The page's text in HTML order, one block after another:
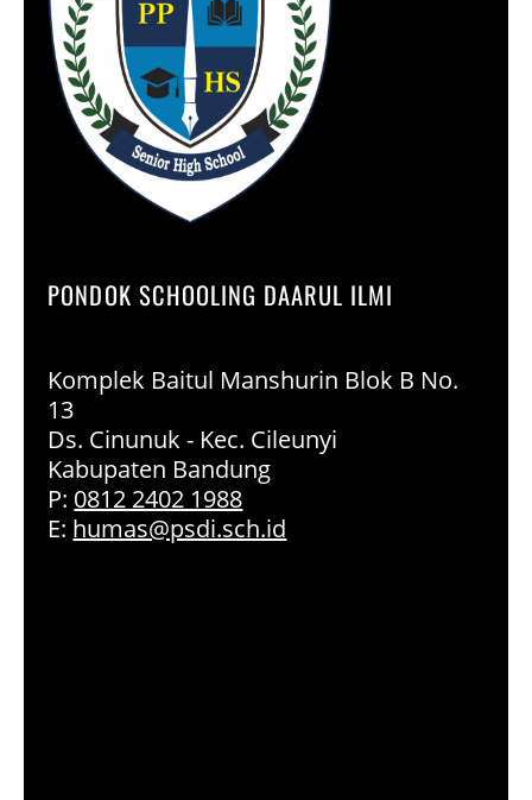
PONDOK SCHOOLING DAARUL ILMI
Komplek Baitul Manshurin Blok B No.
13
Ds. Cinunuk - Kec. Cileunyi
Kabupaten Bandung
P: 0812 2402 1988
E: humas@psdi.sch.id